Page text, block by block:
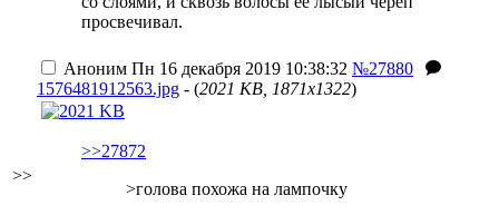
просвечивал.
>>
Аноним Пн 16 декабря 2019 10:38:32 №27880
1576481912563.jpg - (2021 KB, 1871x1322)
>>27872
>голова похожа на лампочку